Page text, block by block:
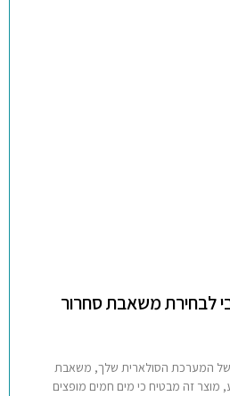
לבחירת משאבת סחרור
של המערכת הסולארית שלך, משאבת
זה מבטיח כי מים חמים מופצים